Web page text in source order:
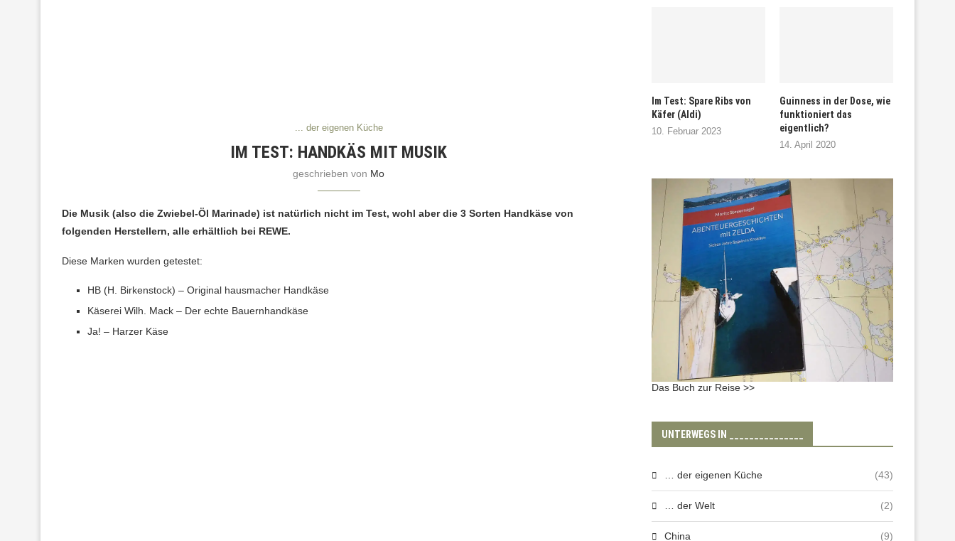
... der eigenen Küche
IM TEST: HANDKÄS MIT MUSIK
geschrieben von Mo
Die Musik (also die Zwiebel-Öl Marinade) ist natürlich nicht im Test, wohl aber die 3 Sorten Handkäse von
folgenden Herstellern, alle erhältlich bei REWE.
Diese Marken wurden getestet:
HB (H. Birkenstock) – Original hausmacher Handkäse
Käserei Wilh. Mack – Der echte Bauernhandkäse
Ja! – Harzer Käse
Im Test: Spare Ribs von
Käfer (Aldi)
10. Februar 2023
Guinness in der Dose, wie
funktioniert das
eigentlich?
14. April 2020
Das Buch zur Reise >>
UNTERWEGS IN _______________
… der eigenen Küche (43)
… der Welt (2)
China (9)